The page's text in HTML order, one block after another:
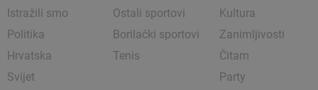
Istražili smo
Politika
Hrvatska
Svijet
Ostali sportovi
Borilački sportovi
Tenis
Kultura
Zanimljivosti
Čitam
Party